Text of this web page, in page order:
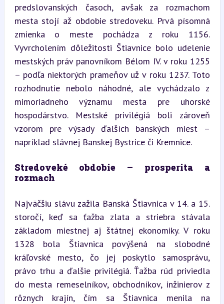
predslovanských časoch, avšak za rozmachom
mesta stojí až obdobie stredoveku. Prvá písomná
zmienka o meste pochádza z roku 1156.
Vyvrcholením dôležitosti Štiavnice bolo udelenie
mestských práv panovníkom Bélom IV. v roku 1255
– podľa niektorých prameňov už v roku 1237. Toto
rozhodnutie nebolo náhodné, ale vychádzalo z
mimoriadneho významu mesta pre uhorské
hospodárstvo. Mestské privilégiá boli zároveň
vzorom pre výsady ďalších banských miest –
napríklad slávnej Banskej Bystrice či Kremnice.
Stredoveké obdobie – prosperita a
rozmach
Najväčšiu slávu zažila Banská Štiavnica v 14. a 15.
storočí, keď sa ťažba zlata a striebra stávala
základom miestnej aj štátnej ekonomiky. V roku
1328 bola Štiavnica povýšená na slobodné
kráľovské mesto, čo jej poskytlo samosprávu,
právo trhu a ďalšie privilégiá. Ťažba rúd priviedla
do mesta remeselníkov, obchodníkov, inžinierov z
rôznych krajín, čím sa Štiavnica menila na